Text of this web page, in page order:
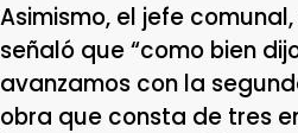
Asimismo, el jefe
señaló que “como bien
avanzamos con la
obra que consta de tres